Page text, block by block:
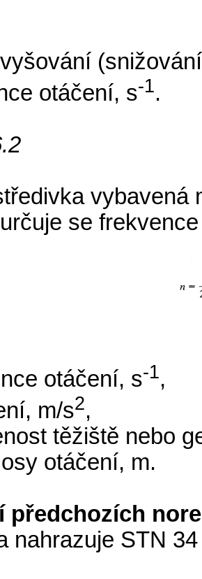
otáčení, s-1.
vybavená
se
otáčení, s-1,
m/s2,
těžiště nebo
otáčení, m.
předchozích
nahrazuje STN